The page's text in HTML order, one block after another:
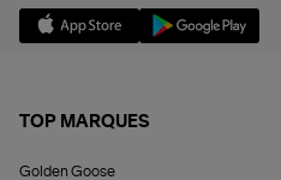
TOP MARQUES
Golden Goose